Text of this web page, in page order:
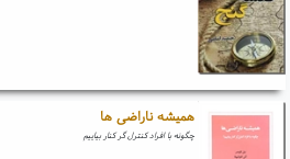
همیشه ناراضی ها
چگونه با افراد کنترل گر کنار بیاییم